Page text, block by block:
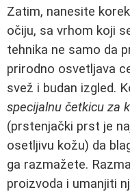
Zatim, nanesite
očiju, sa vrhom koji
tehnika ne samo da
prirodno osvetljava
svež i budan izgled.
specijalnu četkicu za
(prstenjački prst je
osetljivu kožu) da
ga razmažete.
proizvoda i umanjiti